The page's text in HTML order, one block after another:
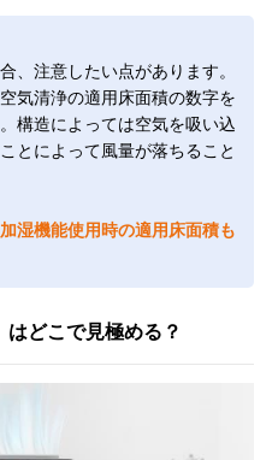
、注意したい点があります。
気清浄の適用床面積の数字を
構造によっては空気を吸い込
とによって風量が落ちること
加湿機能使用時の適用床面積も
どこで見極める？